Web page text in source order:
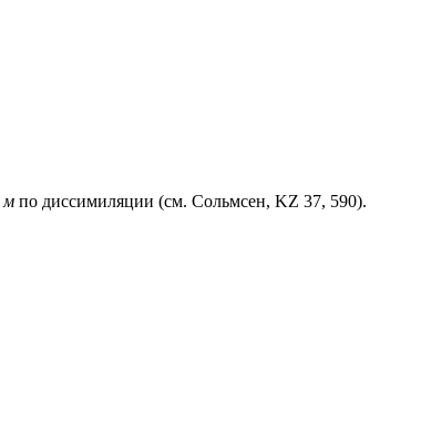
м по диссимиляции (см. Сольмсен, KZ 37, 590).